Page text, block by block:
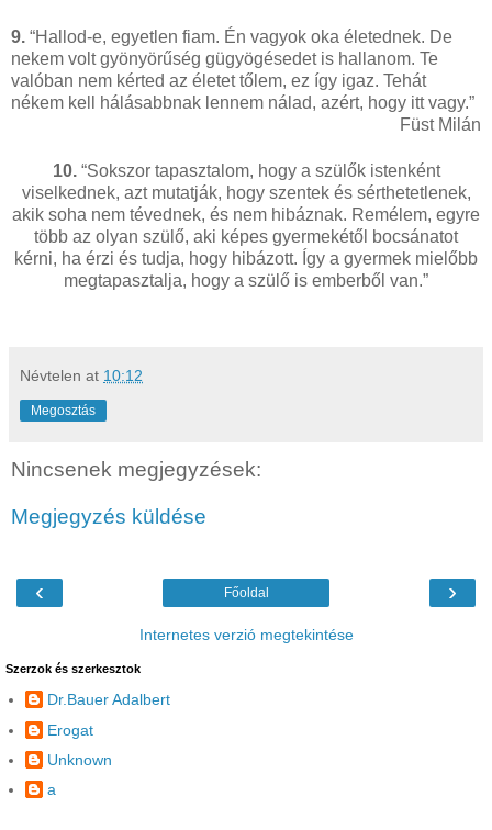
9. “Hallod-e, egyetlen fiam. Én vagyok oka életednek. De
nekem volt gyönyörűség gügyögésedet is hallanom. Te
valóban nem kérted az életet tőlem, ez így igaz. Tehát
nékem kell hálásabbnak lennem nálad, azért, hogy itt vagy.”
Füst Milán
10.“Sokszor tapasztalom, hogy a szülők istenként
viselkednek, azt mutatják, hogy szentek és sérthetetlenek,
akik soha nem tévednek, és nem hibáznak. Remélem, egyre
több az olyan szülő, aki képes gyermekétől bocsánatot
kérni, ha érzi és tudja, hogy hibázott. Így a gyermek mielőbb
megtapasztalja, hogy a szülő is emberből van.”
Névtelen at 10:12
Megosztás
Nincsenek megjegyzések:
Megjegyzés küldése
‹ ›
Főoldal
Internetes verzió megtekintése
Szerzok és szerkesztok
Dr.Bauer Adalbert
Erogat
Unknown
a